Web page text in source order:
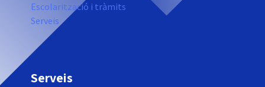
Escolarització i tràmits
Serveis
Serveis